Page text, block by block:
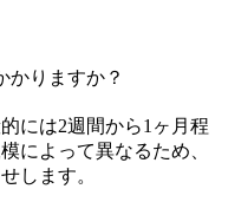
かりますか？
には2週間から1ヶ月程
によって異なるため、
します。